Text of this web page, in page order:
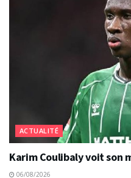
ACTUALITÉ
Karim Coulibaly voit son
06/08/2026